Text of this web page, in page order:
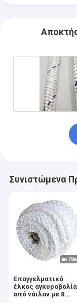
Συνιστώμενα
Επαγγελματικό
έλκος
από νάιλον με 8